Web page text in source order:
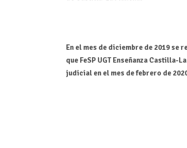
En el mes de diciembre de 2019
que FeSP UGT Enseñanza
judicial en el mes de febrero de